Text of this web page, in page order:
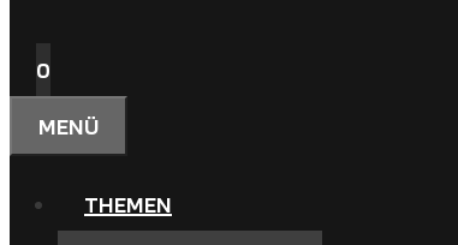
0
MENÜ
THEMEN